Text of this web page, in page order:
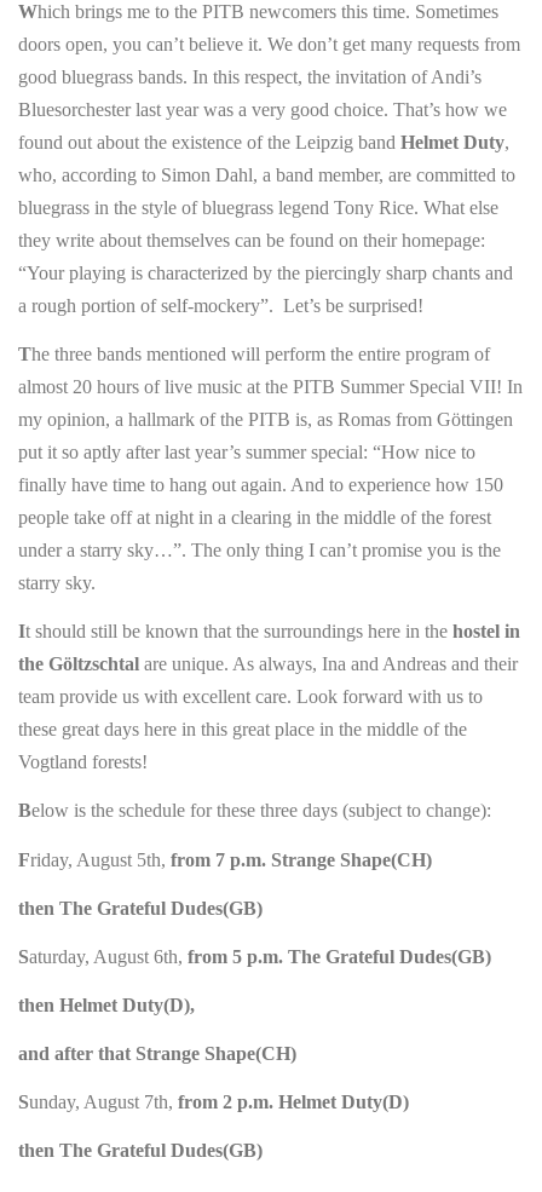
Which brings me to the PITB newcomers this time. Sometimes
doors open, you can’t believe it. We don’t get many requests from
good bluegrass bands. In this respect, the invitation of Andi’s
Bluesorchester last year was a very good choice. That’s how we
found out about the existence of the Leipzig band Helmet Duty,
who, according to Simon Dahl, a band member, are committed to
bluegrass in the style of bluegrass legend Tony Rice. What else
they write about themselves can be found on their homepage:
“Your playing is characterized by the piercingly sharp chants and
a rough portion of self-mockery”. Let’s be surprised!
The three bands mentioned will perform the entire program of
almost 20 hours of live music at the PITB Summer Special VII! In
my opinion, a hallmark of the PITB is, as Romas from Göttingen
put it so aptly after last year’s summer special: “How nice to
finally have time to hang out again. And to experience how 150
people take off at night in a clearing in the middle of the forest
under a starry sky…”. The only thing I can’t promise you is the
starry sky.
It should still be known that the surroundings here in the hostel in
the Göltzschtal are unique. As always, Ina and Andreas and their
team provide us with excellent care. Look forward with us to
these great days here in this great place in the middle of the
Vogtland forests!
Below is the schedule for these three days (subject to change):
Friday, August 5th, from 7 p.m. Strange Shape(CH)
then The Grateful Dudes(GB)
Saturday, August 6th, from 5 p.m. The Grateful Dudes(GB)
then Helmet Duty(D),
and after that Strange Shape(CH)
Sunday, August 7th, from 2 p.m. Helmet Duty(D)
then The Grateful Dudes(GB)